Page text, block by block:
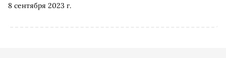
8 сентября 2023 г.
гардеробе практически каждого москвича. «Сноб» и